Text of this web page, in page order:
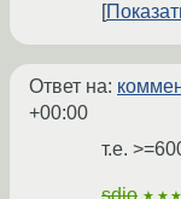
Ответ на:
+00:00
т.е.